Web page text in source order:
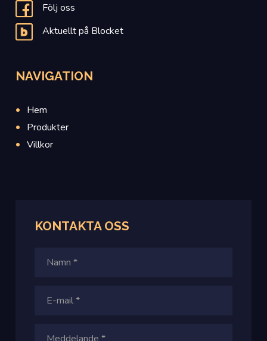
Följ oss
Aktuellt på Blocket
NAVIGATION
Hem
Produkter
Villkor
KONTAKTA OSS